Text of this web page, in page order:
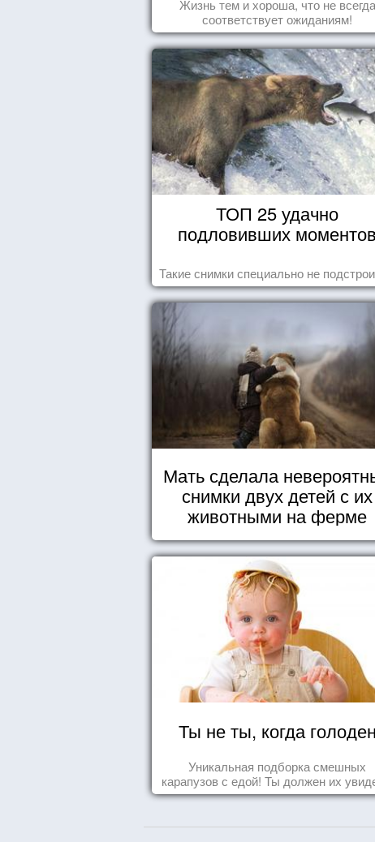
Жизнь тем и хороша, что не всегда
соответствует ожиданиям!
ТОП 25 удачно
подловивших моментов
Такие снимки специально не
Мать сделала
снимки двух детей с их
животными на ферме
Ты не ты, когда голоден
Уникальная подборка смешных
карапузов с едой! Ты должен их